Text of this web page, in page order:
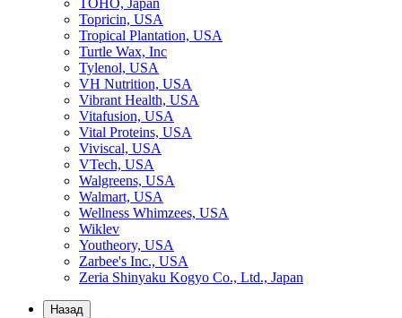
TOHO, Japan
Topricin, USA
Tropical Plantation, USA
Turtle Wax, Inc
Tylenol, USA
VH Nutrition, USA
Vibrant Health, USA
Vitafusion, USA
Vital Proteins, USA
Viviscal, USA
VTech, USA
Walgreens, USA
Walmart, USA
Wellness Whimzees, USA
Wiklev
Youtheory, USA
Zarbee's Inc., USA
Zeria Shinyaku Kogyo Co., Ltd., Japan
Назад